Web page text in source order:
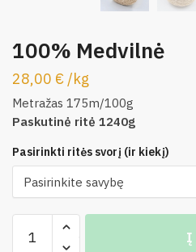
100% Medvilnė
28,00 € /kg
Metražas 175m/100g
Paskutinė ritė 1240g
Pasirinkti ritės svorį (ir kiekį)
kiekis:
Į